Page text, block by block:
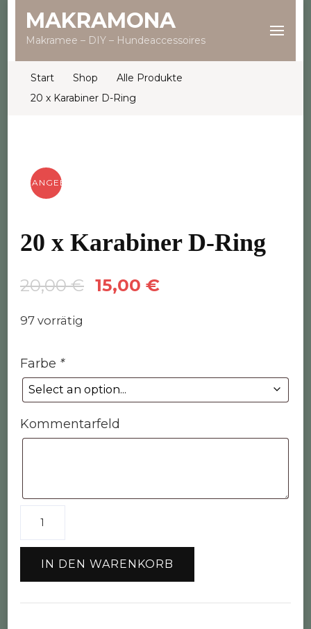
MAKRAMONA
Makramee – DIY – Hundeaccessoires
Start Shop
Alle Produkte
20 x Karabiner D-Ring
ANGEBOT!
20 x Karabiner D-Ring
20,00€ Ursprünglicher
15,00 €
97 vorrätig
Farbe *
Kommentarfeld
IN DEN WARENKORB